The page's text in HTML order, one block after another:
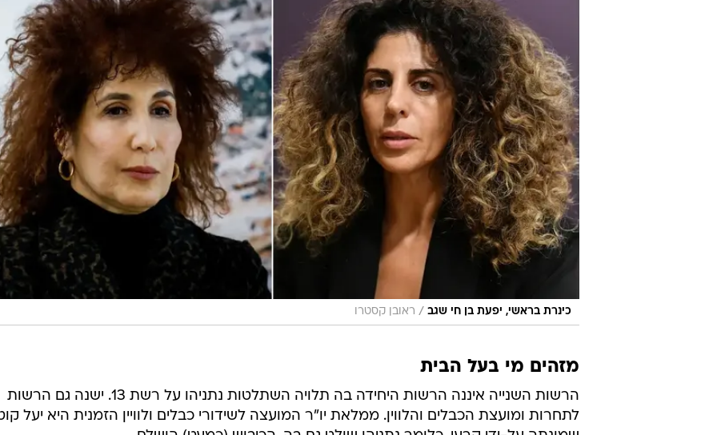
עוד בוואלה
כיפה אדומה נוסח ערוץ 14: כשהציונות הדתית פגשה
לראשונה את מכונת הרעל
לכתבה המלאה